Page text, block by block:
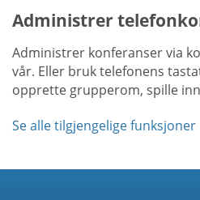
Administrer
Administrer konferanser via
vår. Eller bruk telefonens
opprette grupperom, spille
Se alle tilgjengelige funksjoner